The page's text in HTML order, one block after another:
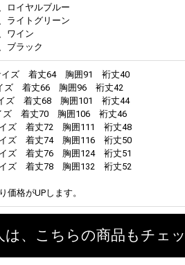
ロイヤルブルー
ライトグリーン
ワイン
ブラック
イズ 着丈64 胸囲91 裄丈40
ズ 着丈66 胸囲96 裄丈42
ズ 着丈68 胸囲101 裄丈44
ズ 着丈70 胸囲106 裄丈46
ズ 着丈72 胸囲111 裄丈48
イズ 着丈74 胸囲116 裄丈50
ズ 着丈76 胸囲124 裄丈51
イズ 着丈78 胸囲132 裄丈52
価格がUPします。
は、こちらの商品もチェ